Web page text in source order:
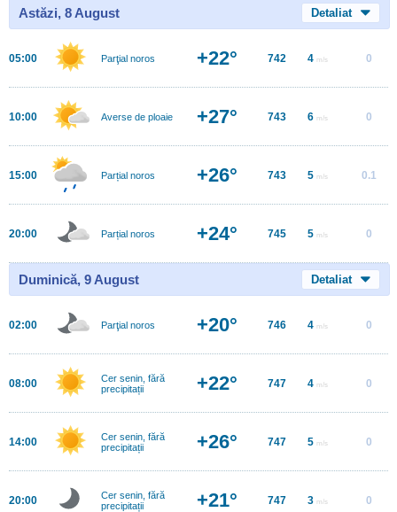
Astăzi, 8 August Detaliat
05:00 Parţial noros +22° 742 4 m/s 0
10:00 Averse de ploaie +27° 743 6 m/s 0
15:00 Parțial noros +26° 743 5 m/s 0.1
20:00 Parțial noros +24° 745 5 m/s 0
Duminică, 9 August Detaliat
02:00 Parţial noros +20° 746 4 m/s 0
08:00
Cer senin, fără
precipitații
+22° 747 4 m/s 0
14:00
Cer senin, fără
precipitații
+26° 747 5 m/s 0
20:00
Cer senin, fără
precipitații
+21° 747 3 m/s 0